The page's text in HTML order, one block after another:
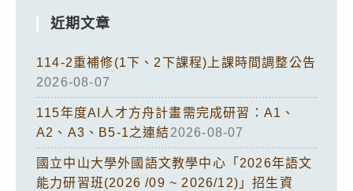
近期文章
114-2重補修(1下、2下課程)上課時間調整公告
2026-08-07
115年度AI人才方舟計畫需完成研習：A1、
A2、A3、B5-1之連結2026-08-07
國立中山大學外國語文教學中心「2026年語文
能力研習班(2026 /09 ~ 2026/12)」招生資